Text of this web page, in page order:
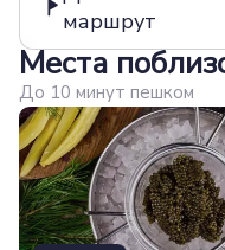
маршрут
Места
До 10 минут пешком